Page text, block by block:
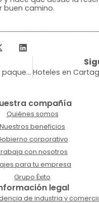
buen camino.
Beneficios de un paquete turístico completo
compañía
Quiénes somos
Nuestros beneficios
corporativo
con nosotros
para tu empresa
Grupo Éxito
legal
de industria y